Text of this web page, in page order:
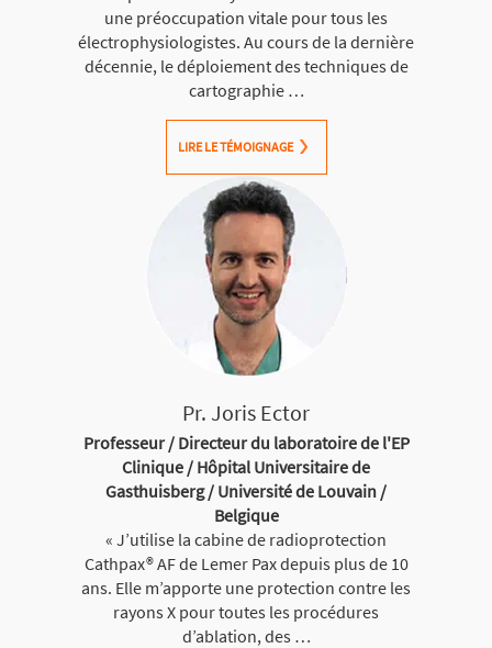
une préoccupation vitale pour tous les
électrophysiologistes. Au cours de la dernière
décennie, le déploiement des techniques de
cartographie …
LIRE LE TÉMOIGNAGE
Pr. Joris Ector
Professeur / Directeur du laboratoire de l'EP
Clinique / Hôpital Universitaire de
Gasthuisberg / Université de Louvain /
Belgique
« J’utilise la cabine de radioprotection
Cathpax® AF de Lemer Pax depuis plus de 10
ans. Elle m’apporte une protection contre les
rayons X pour toutes les procédures
d’ablation, des …